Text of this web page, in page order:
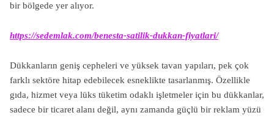
bir bölgede yer alıyor.
https://sedemlak.com/benesta-satilik-dukkan-fiyatlari/
Dükkanların geniş cepheleri ve yüksek tavan yapıları, pek çok
farklı sektöre hitap edebilecek esneklikte tasarlanmış. Özellikle
gıda, hizmet veya lüks tüketim odaklı işletmeler için bu dükkanlar,
sadece bir ticaret alanı değil, aynı zamanda güçlü bir reklam yüzü